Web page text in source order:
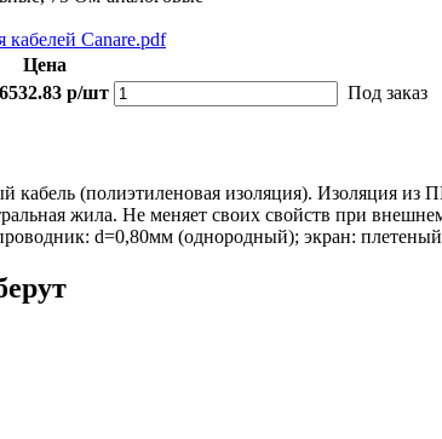
кабелей Canare.pdf
Цена
р/шт Под заказ
кабель (полиэтиленовая изоляция). Изоляция
жила. Не меняет своих свойств при
d=0,80мм (однородный); экран: